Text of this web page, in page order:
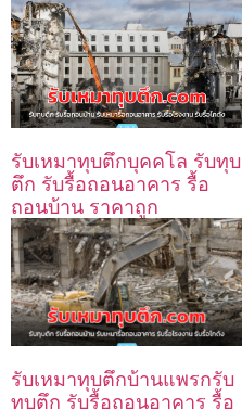
รับเหมาทุบตึกบุคคโล รับทุบ
ตึก รับรื้อถอนอาคาร รื้อ
ถอนบ้าน ราคาถูก
รับเหมาทุบตึกบ้านแพรกรับ
ทุบตึก รับรื้อถอนอาคาร รื้อ